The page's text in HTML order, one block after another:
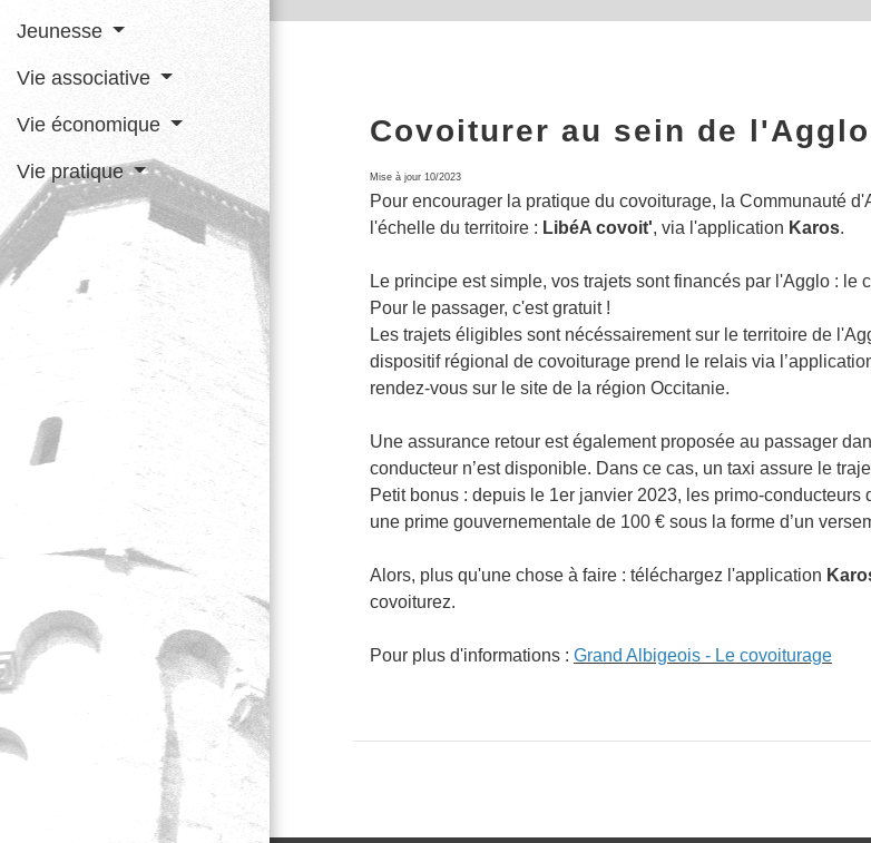
Jeunesse
Vie associative
Vie économique
Vie pratique
Covoiturer au sein de l'Agglo
Mise à jour 10/2023
Pour encourager la pratique du covoiturage, la Communauté
l'échelle du territoire : LibéA covoit', via l'application Karos.
Le principe est simple, vos trajets sont financés par l'Agglo : le
Pour le passager, c'est gratuit !
Les trajets éligibles sont nécéssairement sur le territoire de
dispositif régional de covoiturage prend le relais via
rendez-vous sur le site de la région Occitanie.
Une assurance retour est également proposée au passager
conducteur n’est disponible. Dans ce cas, un taxi assure le
Petit bonus : depuis le 1er janvier 2023, les primo-
une prime gouvernementale de 100 € sous la forme d’un
Alors, plus qu'une chose à faire : téléchargez l'application
covoiturez.
Pour plus d'informations : Grand Albigeois - Le covoiturage